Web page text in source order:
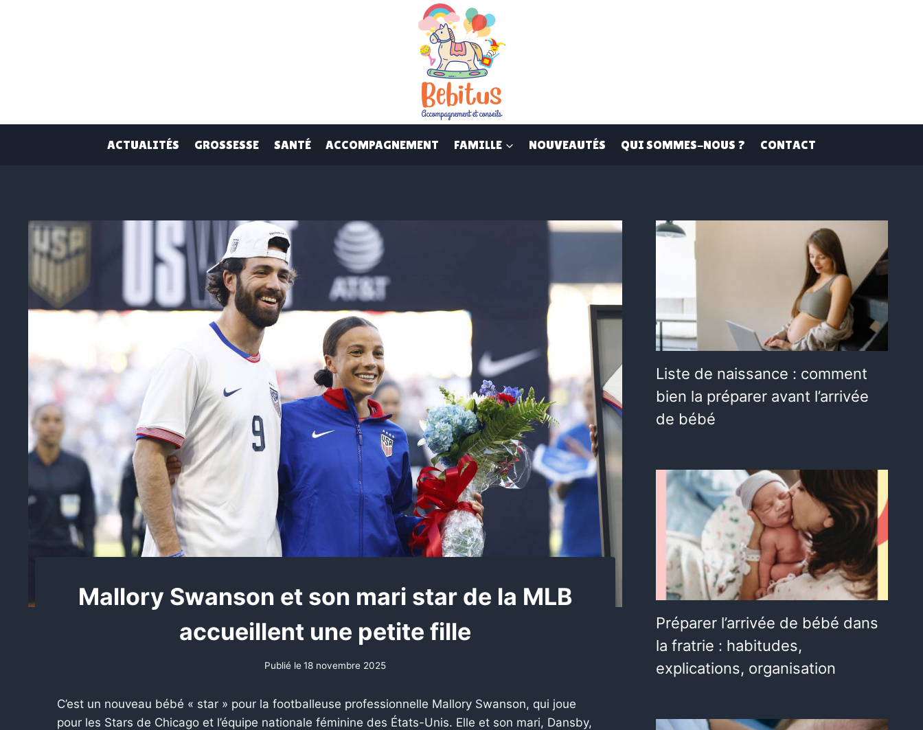
ACTUALITÉS GROSSESSE SANTÉ ACCOMPAGNEMENT FAMILLE NOUVEAUTÉS QUI SOMMES-NOUS ? CONTACT
Mallory Swanson et son mari star de la MLB
accueillent une petite fille
Publié le 18 novembre 2025
C’est un nouveau bébé « star » pour la footballeuse professionnelle Mallory Swanson, qui joue
pour les Stars de Chicago et l’équipe nationale féminine des États-Unis. Elle et son mari, Dansby,
Liste de naissance : comment
bien la préparer avant l’arrivée
de bébé
Préparer l’arrivée de bébé dans
la fratrie : habitudes,
explications, organisation